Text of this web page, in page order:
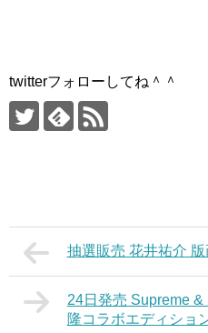
twitterフォローしてね＾＾
抽選販売 花井祐介
24日発売 Supreme
隆コラボエディショ